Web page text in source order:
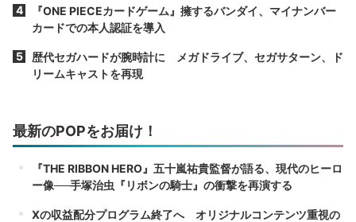
『ONE PIECEカードゲーム』擁するバンダイ、マイナンバー
カードでの本人認証を導入
歴代セガハードが腕時計に メガドライブ、セガサターン、ド
リームキャストを再現
最新のPOPをお届け！
『THE RIBBON HERO』五十嵐祐貴監督が語る、現代のヒーロ
ー像──手塚治虫『リボンの騎士』の衝撃を再演する
Xの収益配分プログラム終了へ オリジナルコンテンツ重視の